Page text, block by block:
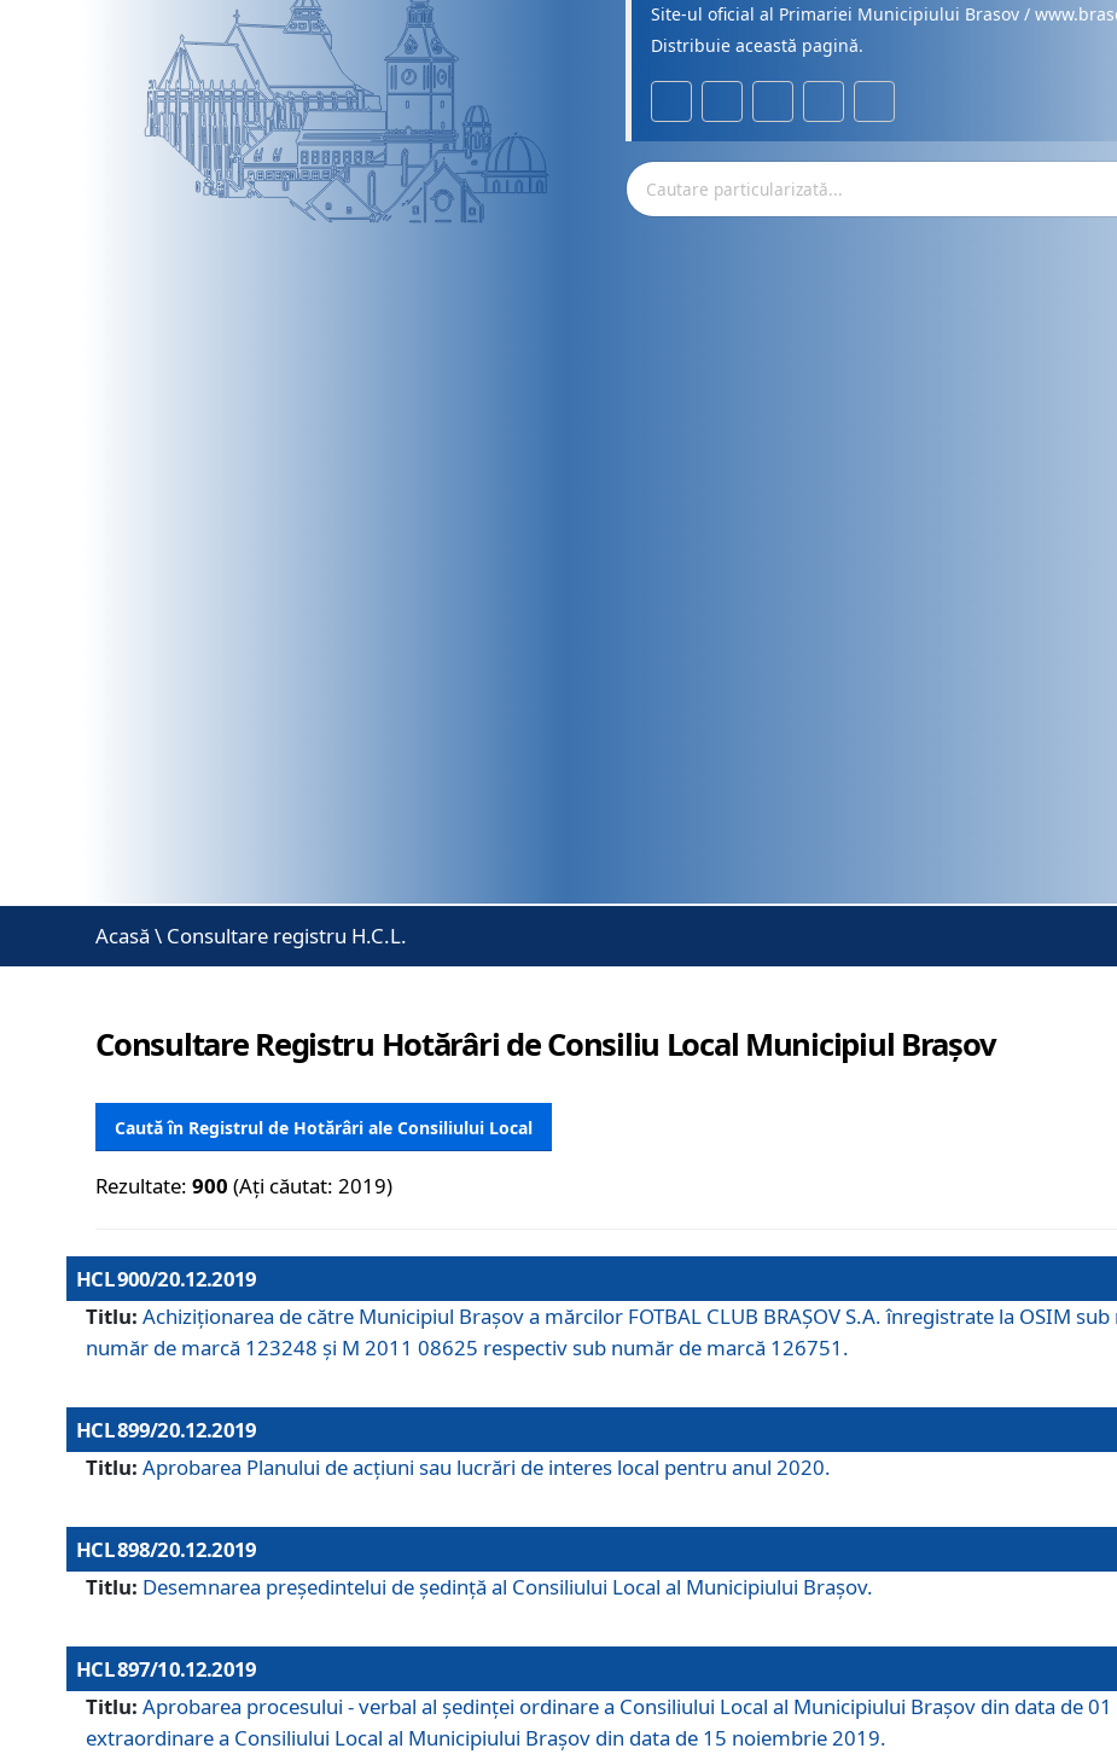
Site-ul oficial al Primariei Municipiului Brasov /
Distribuie această pagină.
Acasă \ Consultare registru H.C.L.
Consultare Registru Hotărâri de Consiliu Local Municipiul Brașov
Caută în Registrul de Hotărâri ale Consiliului Local
Rezultate:900 (Ați căutat: 2019)
HCL 900/20.12.2019
Titlu: Achiziționarea de către Municipiul Brașov a mărcilor FOTBAL CLUB BRAȘOV S.A. înregistrate la OSIM
număr de marcă 123248 și M 2011 08625 respectiv sub număr de marcă 126751.
HCL 899/20.12.2019
Titlu: Aprobarea Planului de acţiuni sau lucrări de interes local pentru anul 2020.
HCL 898/20.12.2019
Titlu: Desemnarea preşedintelui de şedinţă al Consiliului Local al Municipiului Braşov.
HCL 897/10.12.2019
Titlu: Aprobarea procesului - verbal al şedinţei ordinare a Consiliului Local al Municipiului Brașov din data de
extraordinare a Consiliului Local al Municipiului Brașov din data de 15 noiembrie 2019.